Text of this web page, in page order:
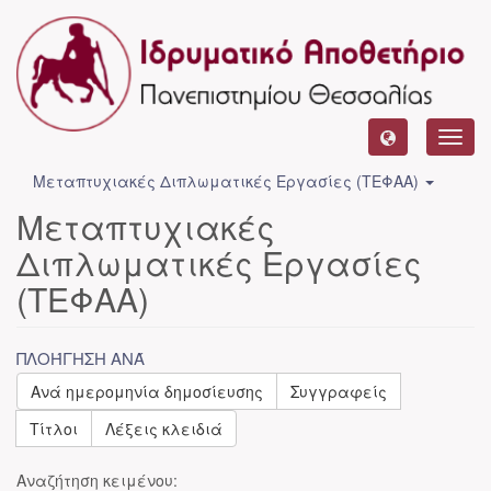
Μεταπτυχιακές Διπλωματικές Εργασίες (ΤΕΦΑΑ)
Μεταπτυχιακές
Διπλωματικές Εργασίες
(ΤΕΦΑΑ)
ΠΛΟΉΓΗΣΗ ΑΝΆ
Ανά ημερομηνία δημοσίευσης
Συγγραφείς
Τίτλοι
Λέξεις κλειδιά
Αναζήτηση κειμένου: